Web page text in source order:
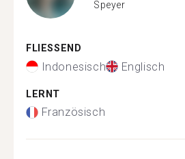
Speyer
FLIESSEND
Indonesisch Englisch
LERNT
Französisch